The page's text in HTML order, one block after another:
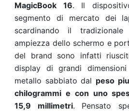
MagicBook 16. Il
segmento di mercato dei
scardinando il tradizionale
ampiezza dello schermo e
del brand sono infatti
display di grandi
metallo sabbiato dal peso
chilogrammi e con uno
15,9 millimetri. Pensato